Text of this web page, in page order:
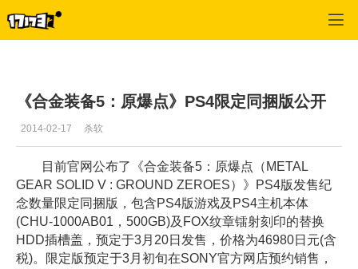
《合金装备5：原爆点》PS4限定同捆版公开
2014-02-17 杀软
目前官网公布了《合金装备5：原爆点（METAL
GEAR SOLID V : GROUND ZEROES）》PS4版发售纪
念数量限定同捆版，包含PS4版游戏及PS4主机本体
(CHU-1000AB01，500GB)及FOX纹章镭射刻印的替换
HDD插槽盖，预定于3月20日发售，价格为46980日元(含
税)。限定版预定于3月初旬在SONY官方网店预约销售，